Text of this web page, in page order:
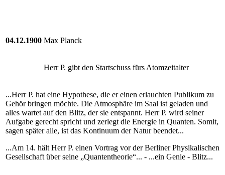
04.12.1900 Max Planck
Herr P. gibt den Startschuss fürs Atomzeitalter
...Herr P. hat eine Hypothese, die er einen erlauchten Publikum zu
Gehör bringen möchte. Die Atmosphäre im Saal ist geladen und
alles wartet auf den Blitz, der sie entspannt. Herr P. wird seiner
Aufgabe gerecht spricht und zerlegt die Energie in Quanten. Somit,
sagen später alle, ist das Kontinuum der Natur beendet...
...Am 14. hält Herr P. einen Vortrag vor der Berliner Physikalischen
Gesellschaft über seine „Quantentheorie“... - ...ein Genie - Blitz...